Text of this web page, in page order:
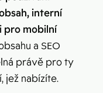
interní
pro mobilní
a SEO
právě pro ty
jež nabízíte.